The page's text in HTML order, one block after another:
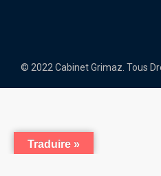
© 2022 Cabinet Grimaz. Tous
Traduire »